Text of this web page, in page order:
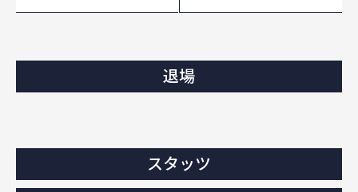
退場
スタッツ